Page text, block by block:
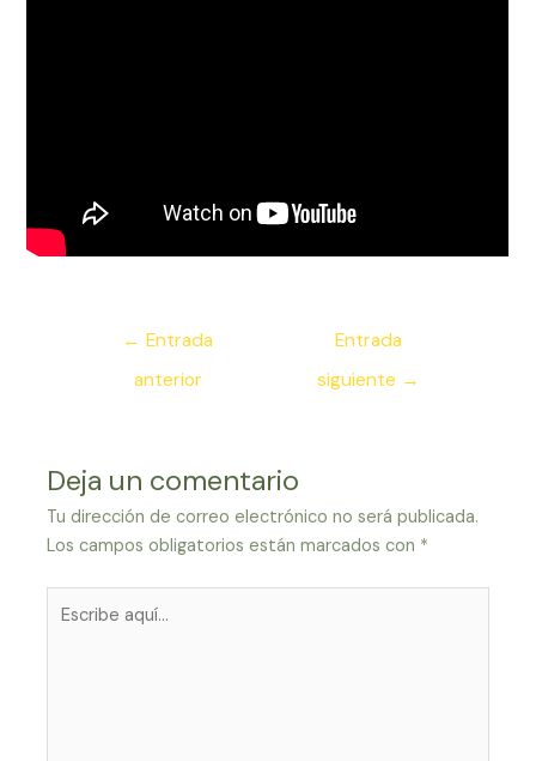
Navegación
entradas
← Entrada
anterior
Entrada
siguiente →
Deja un comentario
Tu dirección de correo electrónico no será publicada.
Los campos obligatorios están marcados con *
aquí...